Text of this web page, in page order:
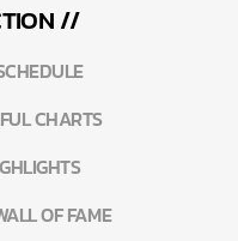
//
CHARTS
OF FAME